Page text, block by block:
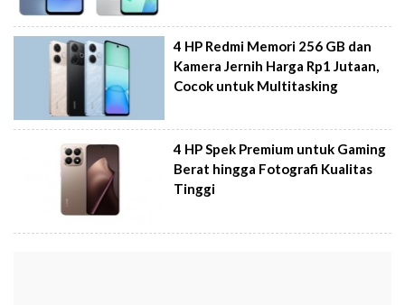
4 HP Redmi Memori 256 GB dan
Kamera Jernih Harga Rp1 Jutaan,
Cocok untuk Multitasking
4 HP Spek Premium untuk Gaming
Berat hingga Fotografi Kualitas
Tinggi